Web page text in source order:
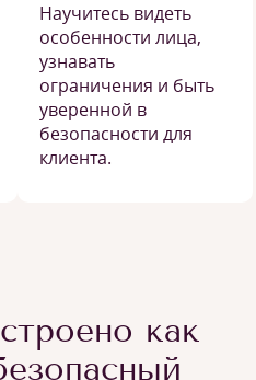
Научитесь видеть
особенности лица,
узнавать
ограничения и быть
уверенной в
безопасности для
клиента.
как